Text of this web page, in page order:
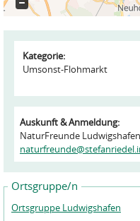
Kategorie:
Umsonst-Flohmarkt
Auskunft & Anmeldung:
NaturFreunde Ludwigshafen
Ortsgruppe/n
Ortsgruppe Ludwigshafen